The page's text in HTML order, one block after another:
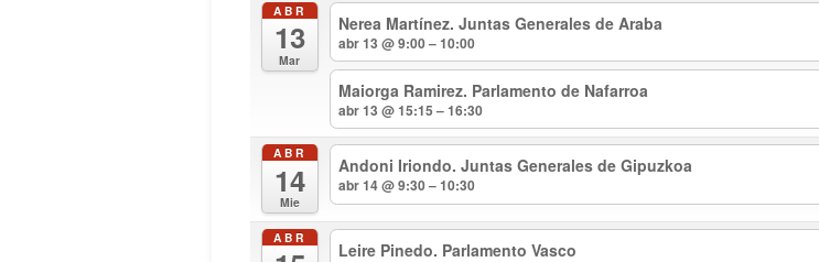
ABR
13
Mar
Nerea Martínez. Juntas Generales de Araba
abr 13 @ 9:00 – 10:00
Maiorga Ramirez. Parlamento de Nafarroa
abr 13 @ 15:15 – 16:30
ABR
14
Mie
Andoni Iriondo. Juntas Generales de Gipuzkoa
abr 14 @ 9:30 – 10:30
ABR
Leire Pinedo. Parlamento Vasco